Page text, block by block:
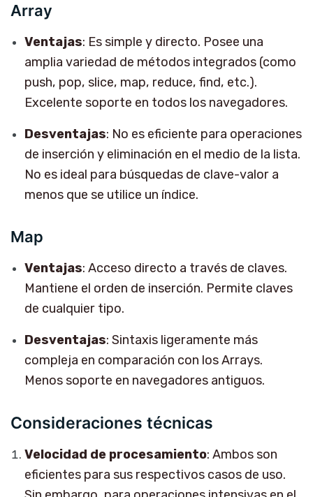
Array
Ventajas: Es simple y directo. Posee una
amplia variedad de métodos integrados (como
push, pop, slice, map, reduce, find, etc.).
Excelente soporte en todos los navegadores.
Desventajas: No es eficiente para operaciones
de inserción y eliminación en el medio de la lista.
No es ideal para búsquedas de clave-valor a
menos que se utilice un índice.
Map
Ventajas: Acceso directo a través de claves.
Mantiene el orden de inserción. Permite claves
de cualquier tipo.
Desventajas: Sintaxis ligeramente más
compleja en comparación con los Arrays.
Menos soporte en navegadores antiguos.
Consideraciones técnicas
Velocidad de procesamiento: Ambos son
eficientes para sus respectivos casos de uso.